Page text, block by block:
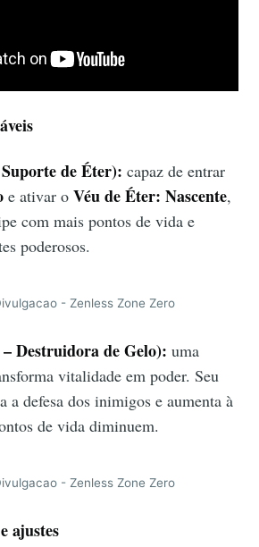
de Éter): capaz de entrar
e ativar oVéu de Éter: Nascente,
com mais pontos de vida e
poderosos.
- Zenless Zone Zero
Destruidora de Gelo): uma
vitalidade em poder. Seu
a defesa dos inimigos e aumenta à
de vida diminuem.
- Zenless Zone Zero
ajustes